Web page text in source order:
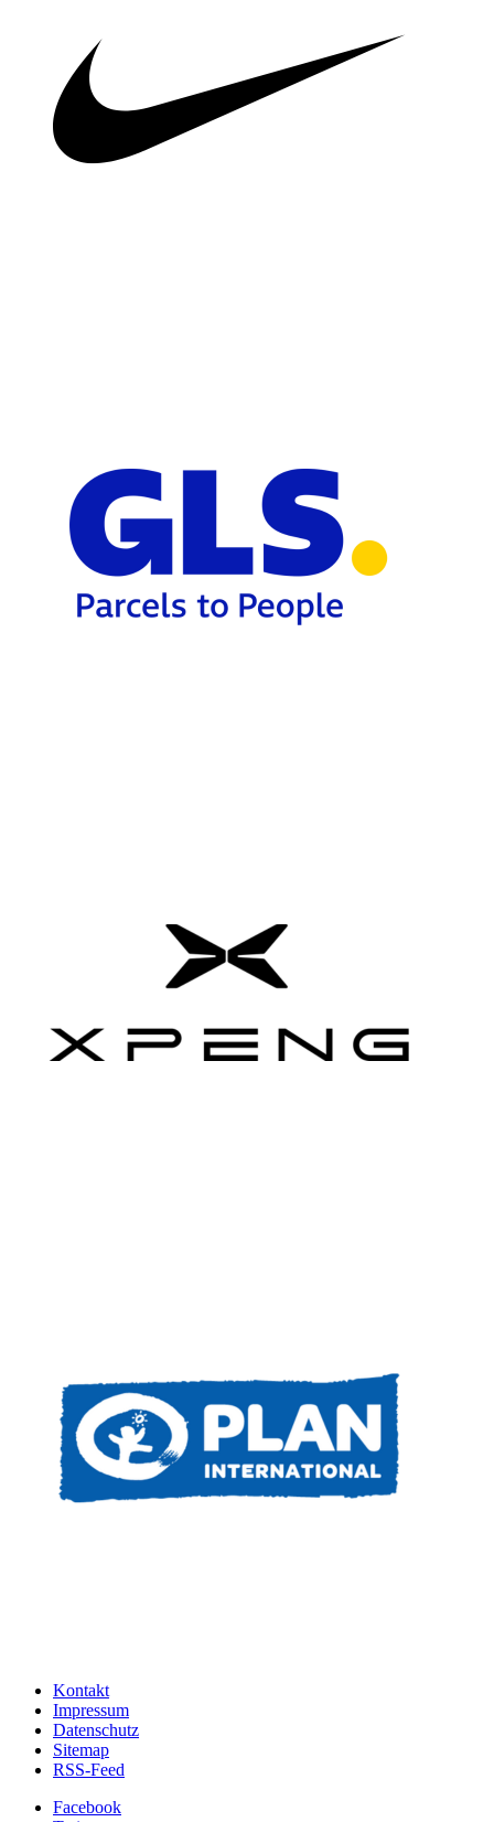
Kontakt
Impressum
Datenschutz
Sitemap
RSS-Feed
Facebook